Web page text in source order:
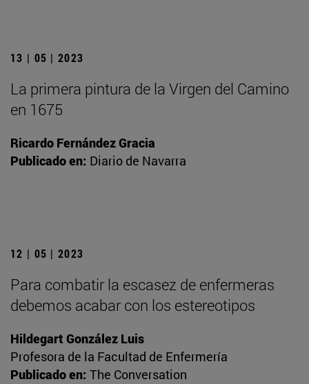
13 | 05 | 2023
La primera pintura de la Virgen del Camino
en 1675
Ricardo Fernández Gracia
Publicado en: Diario de Navarra
12 | 05 | 2023
Para combatir la escasez de enfermeras
debemos acabar con los estereotipos
Hildegart González Luis
Profesora de la Facultad de Enfermería
Publicado en: The Conversation